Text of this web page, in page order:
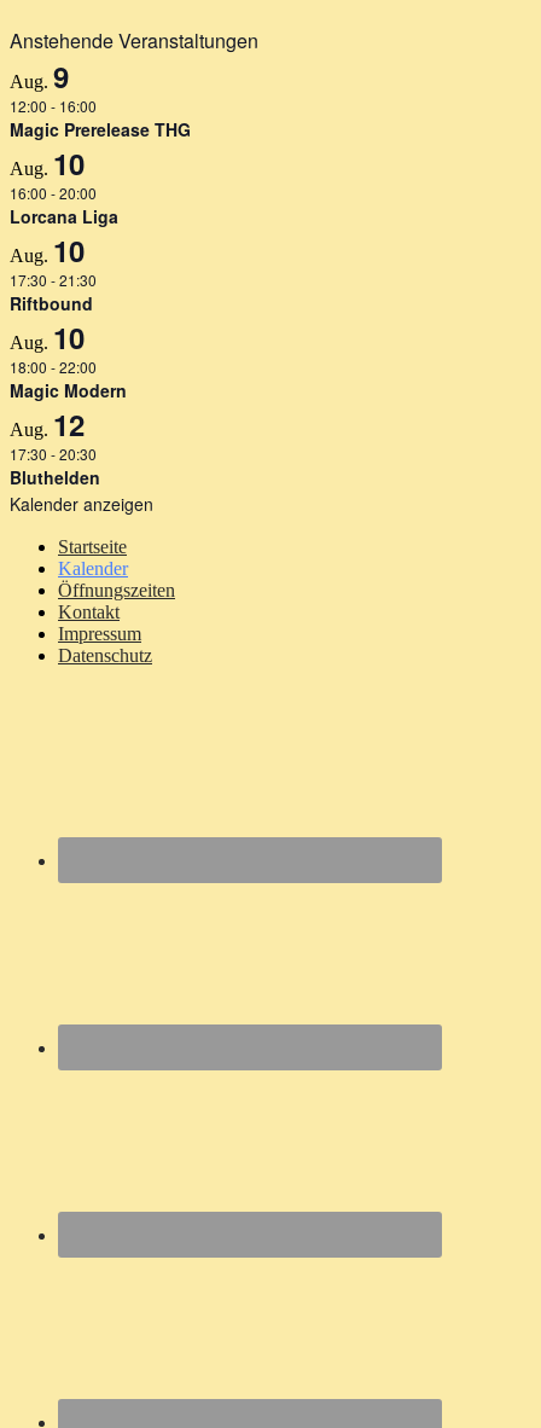
Anstehende Veranstaltungen
Aug. 9
12:00 - 16:00
Magic Prerelease THG
Aug. 10
16:00 -20:00
Lorcana Liga
Aug. 10
17:30 -21:30
Riftbound
Aug. 10
18:00 -22:00
Magic Modern
Aug. 12
17:30 -20:30
Bluthelden
Kalender anzeigen
Startseite
Kalender
Öffnungszeiten
Kontakt
Impressum
Datenschutz